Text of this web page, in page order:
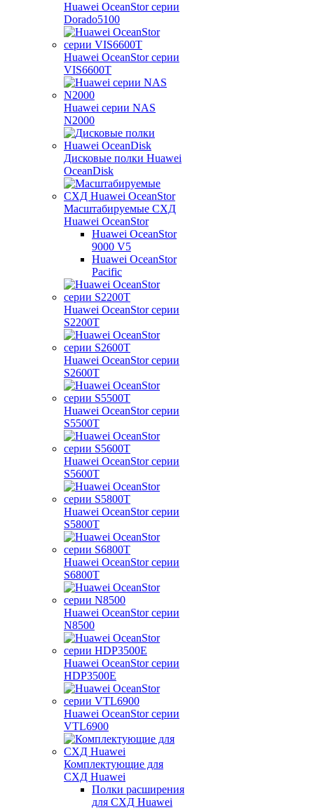
Huawei OceanStor серии
Dorado5100
Huawei OceanStor серии
VIS6600T
Huawei серии NAS
N2000
Дисковые полки Huawei
OceanDisk
Масштабируемые СХД
Huawei OceanStor
Huawei OceanStor
9000 V5
Huawei OceanStor
Pacific
Huawei OceanStor серии
S2200T
Huawei OceanStor серии
S2600T
Huawei OceanStor серии
S5500T
Huawei OceanStor серии
S5600T
Huawei OceanStor серии
S5800T
Huawei OceanStor серии
S6800T
Huawei OceanStor серии
N8500
Huawei OceanStor серии
HDP3500E
Huawei OceanStor серии
VTL6900
Комплектующие для
СХД Huawei
Полки расширения
для СХД Huawei